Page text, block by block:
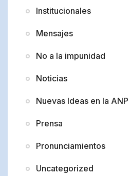
Institucionales
Mensajes
No a la impunidad
Noticias
Nuevas Ideas en la ANP
Prensa
Pronunciamientos
Uncategorized